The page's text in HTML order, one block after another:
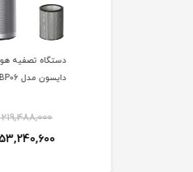
دستگاه تصفیه هوا
دایسون مدل BP06
219,488,000
153,240,600